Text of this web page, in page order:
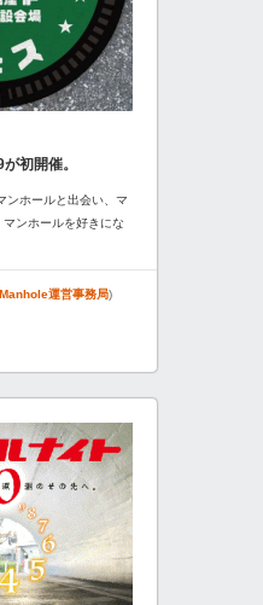
初開催。
ンホールと出会い、マ
ンホールを好きにな
運営事務局)